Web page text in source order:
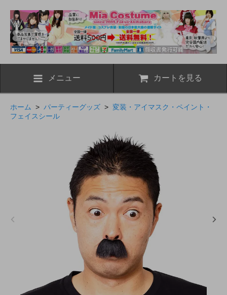
メニュー カートを見る
ホーム > パーティーグッズ > 変装・アイマスク・ペイント・
フェイスシール